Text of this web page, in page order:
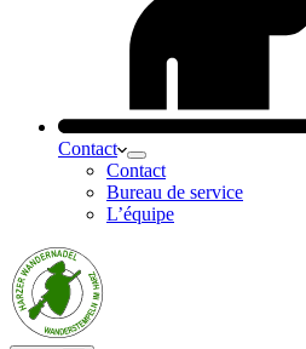
Contact
Contact
Bureau de service
L’équipe